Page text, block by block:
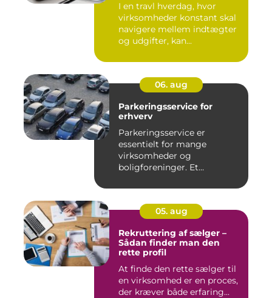
I en travl hverdag, hvor
virksomheder konstant skal
navigere mellem indtægter
og udgifter, kan...
06. aug
Parkeringsservice for
erhverv
Parkeringsservice er
essentielt for mange
virksomheder og
boligforeninger. Et
05. aug
Rekruttering af sælger –
Sådan finder man den
rette profil
At finde den rette sælger til
en virksomhed er en proces,
der kræver både erfaring...